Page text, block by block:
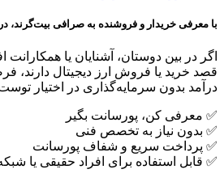
با معرفی خریدار و فروشنده به صرافی
اگر در بین دوستان، آشنایان یا
قصد خرید یا فروش ارز دیجیتال
درآمد بدون سرمایه‌گذاری در اختیار
✅ معرفی کن، پورسانت بگیر
✅ بدون نیاز به تخصص فنی
✅ پرداخت سریع و شفاف پورسانت
✅ قابل استفاده برای افراد حقیقی یا